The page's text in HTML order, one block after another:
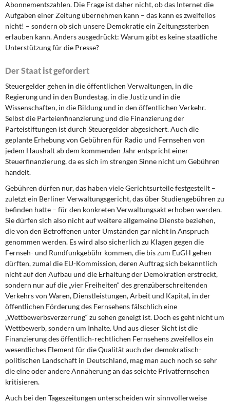
Abonnementszahlen. Die Frage ist daher nicht, ob das Internet die
Aufgaben einer Zeitung übernehmen kann – das kann es zweifellos
nicht! – sondern ob sich unsere Demokratie ein Zeitungssterben
erlauben kann. Anders ausgedrückt: Warum gibt es keine staatliche
Unterstützung für die Presse?
Der Staat ist gefordert
Steuergelder gehen in die öffentlichen Verwaltungen, in die
Regierung und in den Bundestag, in die Justiz und in die
Wissenschaften, in die Bildung und in den öffentlichen Verkehr.
Selbst die Parteienfinanzierung und die Finanzierung der
Parteistiftungen ist durch Steuergelder abgesichert. Auch die
geplante Erhebung von Gebühren für Radio und Fernsehen von
jedem Haushalt ab dem kommenden Jahr entspricht einer
Steuerfinanzierung, da es sich im strengen Sinne nicht um Gebühren
handelt.
Gebühren dürfen nur, das haben viele Gerichtsurteile festgestellt –
zuletzt ein Berliner Verwaltungsgericht, das über Studiengebühren zu
befinden hatte – für den konkreten Verwaltungsakt erhoben werden.
Sie dürfen sich also nicht auf weitere allgemeine Dienste beziehen,
die von den Betroffenen unter Umständen gar nicht in Anspruch
genommen werden. Es wird also sicherlich zu Klagen gegen die
Fernseh- und Rundfunkgebühr kommen, die bis zum EuGH gehen
dürften, zumal die EU-Kommission, deren Auftrag sich bekanntlich
nicht auf den Aufbau und die Erhaltung der Demokratien erstreckt,
sondern nur auf die „vier Freiheiten“ des grenzüberschreitenden
Verkehrs von Waren, Dienstleistungen, Arbeit und Kapital, in der
öffentlichen Förderung des Fernsehens fälschlich eine
„Wettbewerbsverzerrung“ zu sehen geneigt ist. Doch es geht nicht um
Wettbewerb, sondern um Inhalte. Und aus dieser Sicht ist die
Finanzierung des öffentlich-rechtlichen Fernsehens zweifellos ein
wesentliches Element für die Qualität auch der demokratisch-
politischen Landschaft in Deutschland, mag man auch noch so sehr
die eine oder andere Annäherung an das seichte Privatfernsehen
kritisieren.
Auch bei den Tageszeitungen unterscheiden wir sinnvollerweise